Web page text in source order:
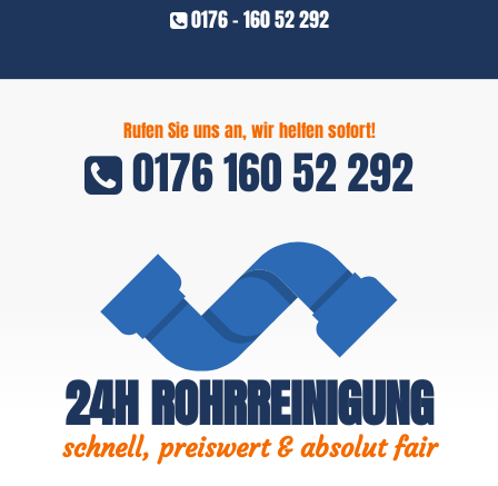
0176 - 160 52 292
Rufen Sie uns an, wir helfen sofort!
0176 160 52 292
24H ROHRREINIGUNG
schnell, preiswert & absolut fair